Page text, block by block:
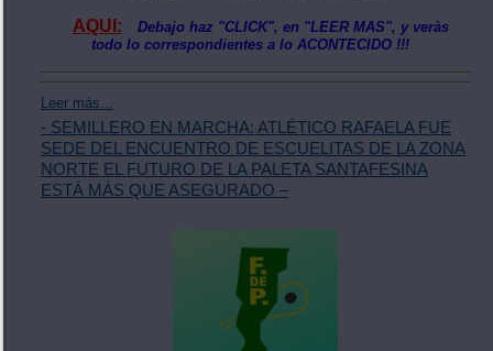
AQUI:
Debajo haz "CLICK", en "LEER MAS", y veràs
todo lo correspondientes a lo ACONTECIDO !!!
Leer más...
- SEMILLERO EN MARCHA: ATLÉTICO RAFAELA FUE
SEDE DEL ENCUENTRO DE ESCUELITAS DE LA ZONA
NORTE EL FUTURO DE LA PALETA SANTAFESINA
ESTÁ MÁS QUE ASEGURADO –